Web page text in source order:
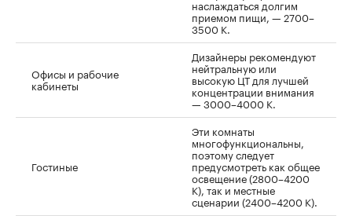
наслаждаться долгим
приемом пищи, — 2700–
3500 К.
Офисы и рабочие
кабинеты
Дизайнеры рекомендуют
нейтральную или
высокую ЦТ для лучшей
концентрации внимания
— 3000–4000 K.
Гостиные
Эти комнаты
многофункциональны,
поэтому следует
предусмотреть как общее
освещение (2800–4200
К), так и местные
сценарии (2400–4200 К).